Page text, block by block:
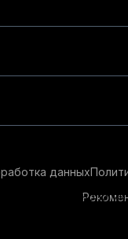
данных